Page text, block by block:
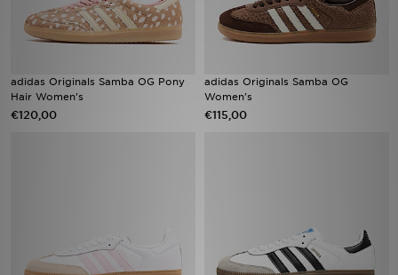
adidas Originals Samba OG Pony
Hair Women's
€120,00
adidas Originals Samba OG
Women's
€115,00